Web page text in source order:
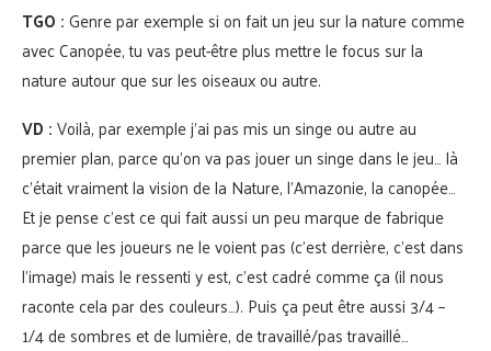
TGO :Genre par exemple si on fait un jeu sur la nature comme
avec Canopée, tu vas peut-être plus mettre le focus sur la
nature autour que sur les oiseaux ou autre.
VD :Voilà, par exemple j’ai pas mis un singe ou autre au
premier plan, parce qu’on va pas jouer un singe dans le jeu… là
c’était vraiment la vision de la Nature, l’Amazonie, la canopée…
Et je pense c’est ce qui fait aussi un peu marque de fabrique
parce que les joueurs ne le voient pas (c’est derrière, c’est dans
l’image) mais le ressenti y est, c’est cadré comme ça (il nous
raconte cela par des couleurs…). Puis ça peut être aussi 3/4 –
1/4 de sombres et de lumière, de travaillé/pas travaillé…